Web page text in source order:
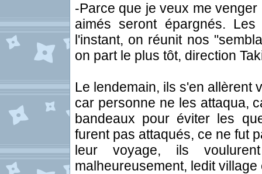
-Parce que je veux me
aimés seront épargnés.
l'instant, on réunit nos
on part le plus tôt, direction
Le lendemain, ils s'en allèrent
car personne ne les attaqua,
bandeaux pour éviter les
furent pas attaqués, ce ne fut
leur voyage, ils
malheureusement, ledit village